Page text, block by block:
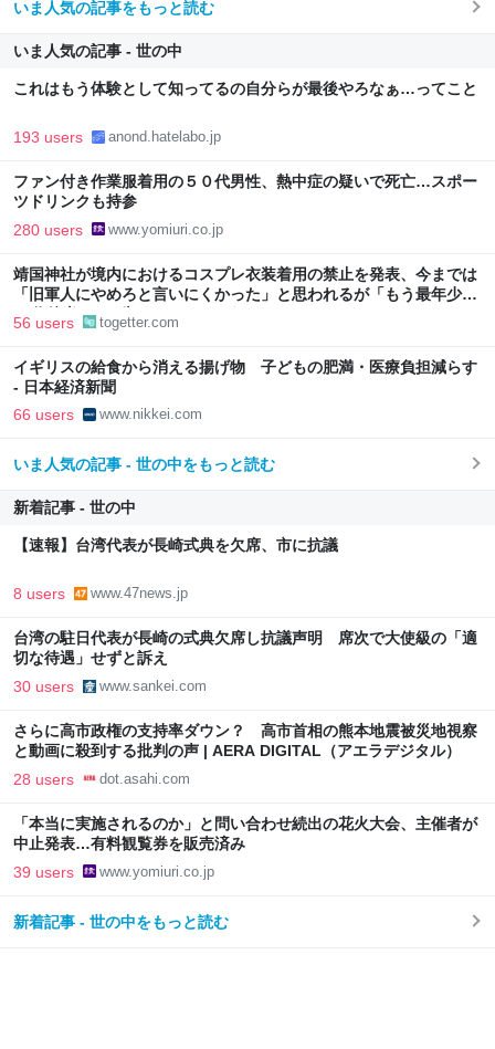
いま人気の記事をもっと読む
いま人気の記事 - 世の中
これはもう体験として知ってるの自分らが最後やろなぁ…ってこと
193 users anond.hatelabo.jp
ファン付き作業服着用の５０代男性、熱中症の疑いで死亡…スポー
ツドリンクも持参
280 users www.yomiuri.co.jp
靖国神社が境内におけるコスプレ衣装着用の禁止を発表、今までは
「旧軍人にやめろと言いにくかった」と思われるが「もう最年少で
90代後半や100歳オーバーだろうしなぁ」
56 users togetter.com
イギリスの給食から消える揚げ物 子どもの肥満・医療負担減らす
- 日本経済新聞
66 users www.nikkei.com
いま人気の記事 - 世の中をもっと読む
新着記事 - 世の中
【速報】台湾代表が長崎式典を欠席、市に抗議
8 users www.47news.jp
台湾の駐日代表が長崎の式典欠席し抗議声明 席次で大使級の「適
切な待遇」せずと訴え
30 users www.sankei.com
さらに高市政権の支持率ダウン？ 高市首相の熊本地震被災地視察
と動画に殺到する批判の声 | AERA DIGITAL（アエラデジタル）
28 users dot.asahi.com
「本当に実施されるのか」と問い合わせ続出の花火大会、主催者が
中止発表…有料観覧券を販売済み
39 users www.yomiuri.co.jp
新着記事 - 世の中をもっと読む